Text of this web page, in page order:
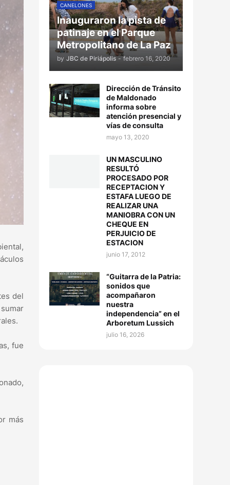
del
fue
más
CANELONES
Inauguraron la pista de
patinaje en el Parque
Metropolitano de La Paz
by JBC de Piriápolis - febrero 16, 2020
Dirección de Tránsito
de Maldonado
informa sobre
atención presencial y
vías de consulta
mayo 13, 2020
UN MASCULINO
RESULTÓ
PROCESADO POR
RECEPTACION Y
ESTAFA LUEGO DE
REALIZAR UNA
MANIOBRA CON UN
CHEQUE EN
PERJUICIO DE
ESTACION
junio 17, 2012
“Guitarra de la Patria:
sonidos que
acompañaron
nuestra
independencia” en el
Arboretum Lussich
julio 16, 2026